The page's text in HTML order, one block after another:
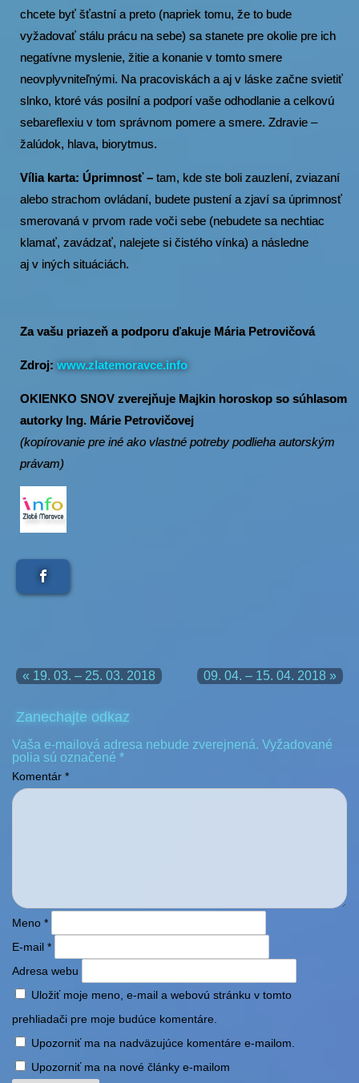
chcete byť šťastní a preto (napriek tomu, že to bude
vyžadovať stálu prácu na sebe) sa stanete pre okolie pre ich
negatívne myslenie, žitie a konanie v tomto smere
neovplyvniteľnými. Na pracoviskách a aj v láske začne svietiť
slnko, ktoré vás posilní a podporí vaše odhodlanie a celkovú
sebareflexiu v tom správnom pomere a smere. Zdravie –
žalúdok, hlava, biorytmus.
Vília karta: Úprimnosť – tam, kde ste boli zauzlení, zviazaní
alebo strachom ovládaní, budete pustení a zjaví sa úprimnosť
smerovaná v prvom rade voči sebe (nebudete sa nechtiac
klamať, zavádzať, nalejete si čistého vínka) a následne
aj v iných situáciách.
Za vašu priazeň a podporu ďakuje Mária Petrovičová
Zdroj: www.zlatemoravce.info
OKIENKO SNOV zverejňuje Majkin horoskop so súhlasom
autorky Ing. Márie Petrovičovej
(kopírovanie pre iné ako vlastné potreby podlieha autorským
právam)
« 19. 03. – 25. 03. 2018 09. 04. – 15. 04. 2018 »
Zanechajte odkaz
Vaša e-mailová adresa nebude zverejnená. Vyžadované
polia sú označené *
Komentár *
Meno *
E-mail *
Adresa webu
Uložiť moje meno, e-mail a webovú stránku v tomto
prehliadači pre moje budúce komentáre.
Upozorniť ma na nadväzujúce komentáre e-mailom.
Upozorniť ma na nové články e-mailom